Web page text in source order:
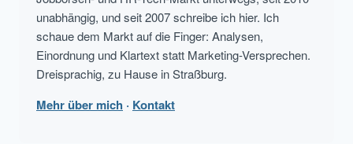
unabhängig, und seit 2007 schreibe ich hier. Ich
schaue dem Markt auf die Finger: Analysen,
Einordnung und Klartext statt Marketing-Versprechen.
Dreisprachig, zu Hause in Straßburg.
Mehr über mich · Kontakt